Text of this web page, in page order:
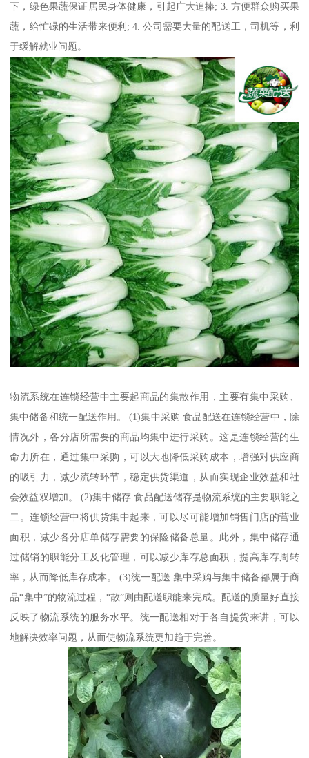
下，绿色果蔬保证居民身体健康，引起广大追捧; 3. 方便群众购买果
蔬，给忙碌的生活带来便利; 4. 公司需要大量的配送工，司机等，利
于缓解就业问题。
物流系统在连锁经营中主要起商品的集散作用，主要有集中采购、
集中储备和统一配送作用。 (1)集中采购 食品配送在连锁经营中，除
情况外，各分店所需要的商品均集中进行采购。这是连锁经营的生
命力所在，通过集中采购，可以大地降低采购成本，增强对供应商
的吸引力，减少流转环节，稳定供货渠道，从而实现企业效益和社
会效益双增加。 (2)集中储存 食品配送储存是物流系统的主要职能之
二。连锁经营中将供货集中起来，可以尽可能增加销售门店的营业
面积，减少各分店单储存需要的保险储备总量。此外，集中储存通
过储销的职能分工及化管理，可以减少库存总面积，提高库存周转
率，从而降低库存成本。 (3)统一配送 集中采购与集中储备都属于商
品“集中”的物流过程，“散”则由配送职能来完成。配送的质量好直接
反映了物流系统的服务水平。统一配送相对于各自提货来讲，可以
地解决效率问题，从而使物流系统更加趋于完善。